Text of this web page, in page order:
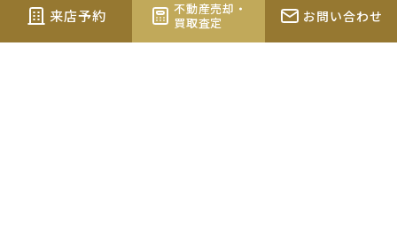
来店予約
不動産売却・
買取査定
お問い合わせ